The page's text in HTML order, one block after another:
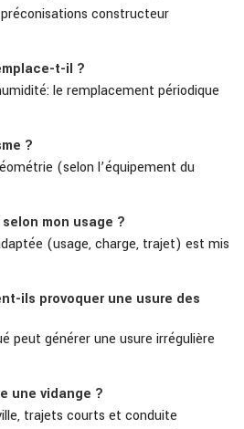
constructeur
t-il ?
le remplacement périodique
?
(selon l’équipement du
mon usage ?
(usage, charge, trajet) est mis
ils provoquer une usure des
peut générer une usure irrégulière
une vidange ?
trajets courts et conduite